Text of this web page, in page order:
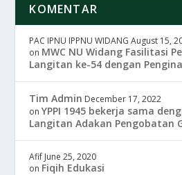
KOMENTAR
PAC IPNU IPPNU WIDANG August 15,
on MWC NU Widang Fasilitasi
Langitan ke-54 dengan
Tim Admin December 17, 2022
onYPPI 1945 bekerja sama
Langitan Adakan Pengobatan
Afif June 25, 2020
on Fiqih Edukasi